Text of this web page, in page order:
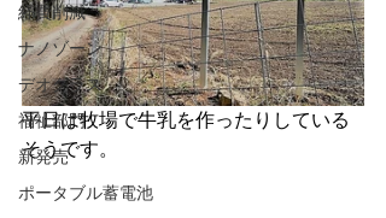
経費削減
ナノゾーン
デオグラス
福祉部門
新発売
ポータブル蓄電池
平日は牧場で牛乳を作ったりしている
そうです。